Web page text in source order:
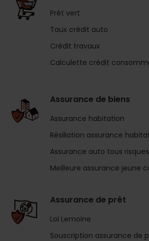
Prêt vert
Taux crédit auto
Crédit travaux
Calculette crédit
Assurance de biens
Assurance habitation
Résiliation assurance
Assurance auto tous risques
Meilleure assurance jeune
Assurance de prêt
Loi Lemoine
Souscription assurance de